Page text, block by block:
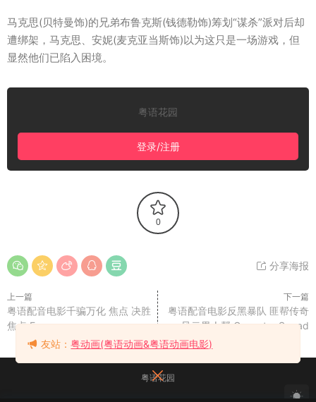
马克思(贝特曼饰)的兄弟布鲁克斯(钱德勒饰)筹划“谋杀”派对后却
遭绑架，马克思、安妮(麦克亚当斯饰)以为这只是一场游戏，但
显然他们已陷入困境。
粤语花园
登录/注册
0
分享海报
上一篇
粤语配音电影千骗万化 焦点 决胜
焦点 Focus
下一篇
粤语配音电影反黑暴队 匪帮传奇
风云男人帮 Gangster Squad
粤语花园
友站：粤动画(粤语动画&粤语动画电影)